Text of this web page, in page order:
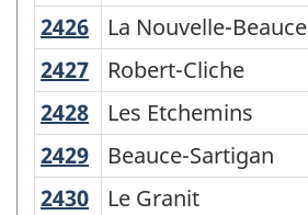
2426 La Nouvelle-Beauce
La Nouvelle-Beauce
2427 Robert-Cliche
Robert-Cliche
2428 Les Etchemins
Les Etchemins
2429 Beauce-Sartigan
Beauce-Sartigan
2430 Le Granit
Le Granit